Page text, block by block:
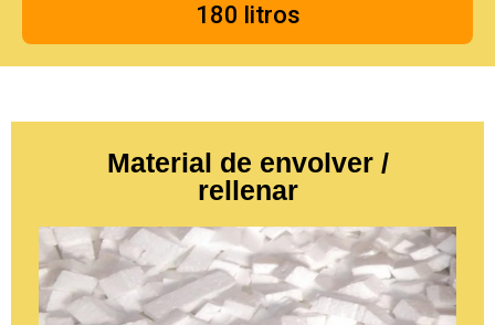
180 litros
Material de envolver /
rellenar